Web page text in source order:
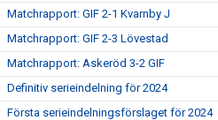
Matchrapport: GIF 2-1 Kvarnby J
Matchrapport: GIF 2-3 Lövestad
Matchrapport: Askeröd 3-2 GIF
Definitiv serieindelning för 2024
Första serieindelningsförslaget för 2024